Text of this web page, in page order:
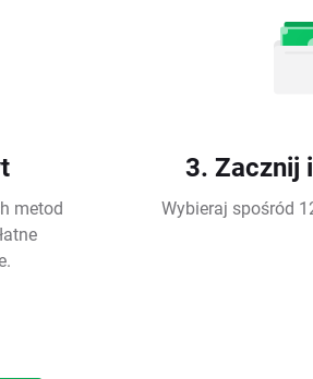
metod
3. Zacznij
Wybieraj spośród